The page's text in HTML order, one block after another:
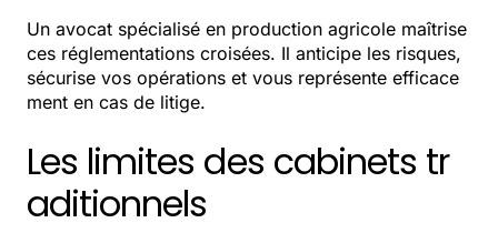
Un avocat spécialisé en production agricole maîtrise
ces réglementations croisées. Il anticipe les risques,
sécurise vos opérations et vous représente efficace
ment en cas de litige.
Les limites des cabinets tr
aditionnels